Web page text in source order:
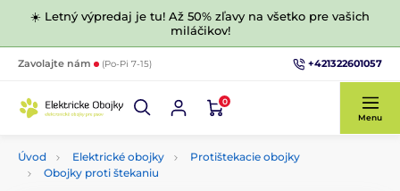
☀️ Letný výpredaj je tu! Až 50% zľavy na všetko pre vašich
miláčikov!
Zavolajte nám (Po-Pi 7-15) +421322601057
0
Menu
Úvod Elektrické obojky
Protištekacie obojky
Obojky proti štekaniu